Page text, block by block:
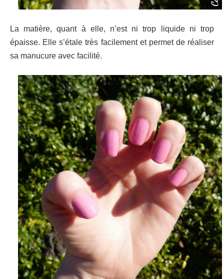
La matière, quant à elle, n’est ni trop liquide ni trop
épaisse. Elle s’étale très facilement et permet de réaliser
sa manucure avec facilité.